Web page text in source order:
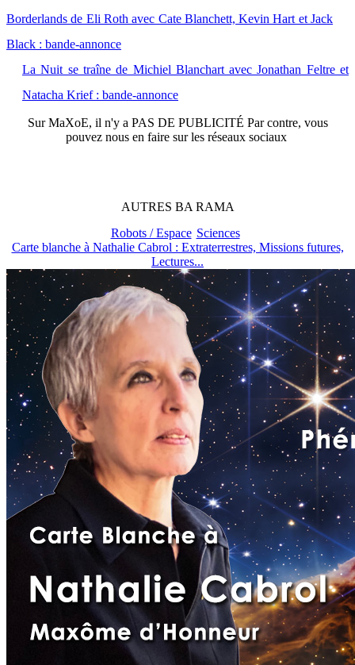
Borderlands de Eli Roth avec Cate Blanchett, Kevin Hart et Jack
Black : bande-annonce
La Nuit se traîne de Michiel Blanchart avec Jonathan Feltre et
Natacha Krief : bande-annonce
SurMaXoE, il n'y a PAS DE PUBLICITÉ Par contre, vous
pouvez nous en faire sur les réseaux sociaux
AUTRES BA RAMA
Robots / Espace Sciences
Carte blanche à Nathalie Cabrol : Extraterrestres, Missions futures,
Lectures...